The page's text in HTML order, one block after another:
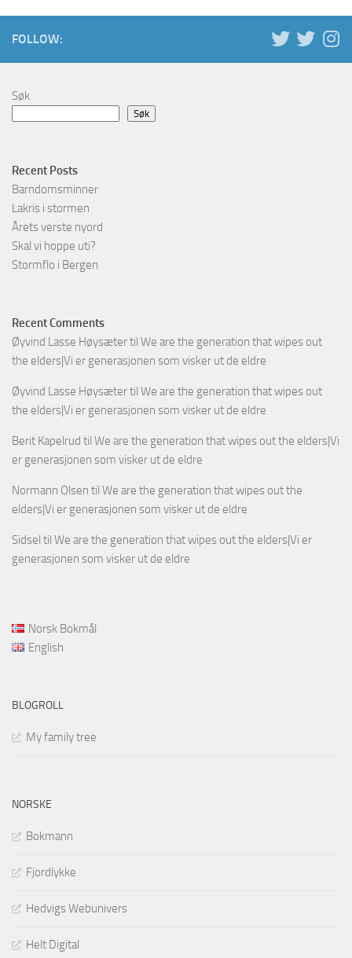
FOLLOW:
Søk
Søk
Recent Posts
Barndomsminner
Lakris i stormen
Årets verste nyord
Skal vi hoppe uti?
Stormflo i Bergen
Recent Comments
Øyvind Lasse Høysætertil We are the generation that wipes out
the elders|Vi er generasjonen som visker ut de eldre
Øyvind Lasse Høysætertil We are the generation that wipes out
the elders|Vi er generasjonen som visker ut de eldre
Berit Kapelrud til We are the generation that wipes out the elders|Vi
er generasjonen som visker ut de eldre
Normann Olsen til We are the generation that wipes out the
elders|Vi er generasjonen som visker ut de eldre
Sidsel til We are the generation that wipes out the elders|Vi er
generasjonen som visker ut de eldre
Norsk Bokmål
English
BLOGROLL
My family tree
NORSKE
Bokmann
Fjordlykke
Hedvigs Webunivers
Helt Digital